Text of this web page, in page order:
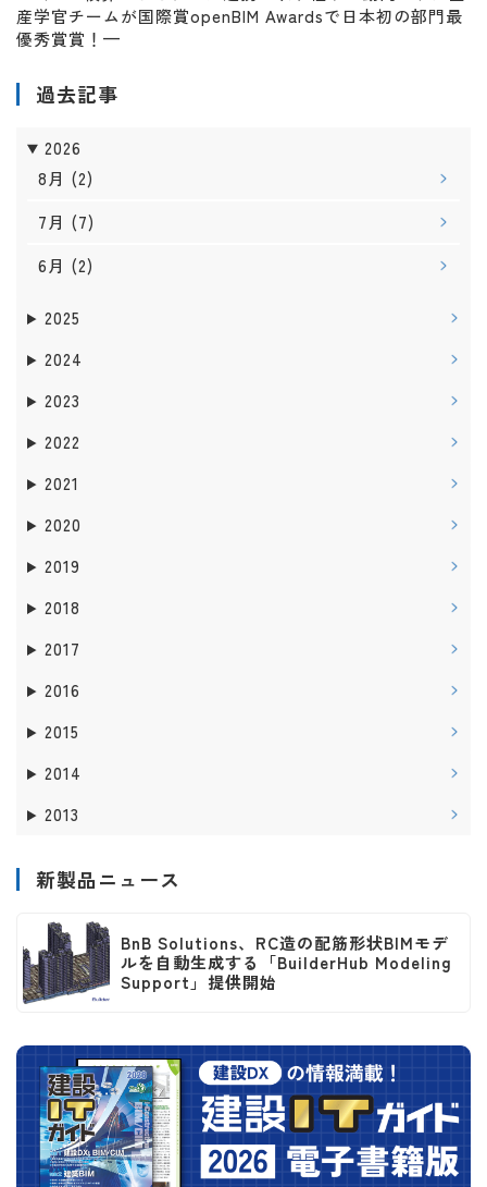
産学官チームが国際賞openBIM Awardsで日本初の部門最
優秀賞賞！—
過去記事
2026
8月 (2)
7月 (7)
6月 (2)
2025
2024
2023
2022
2021
2020
2019
2018
2017
2016
2015
2014
2013
新製品ニュース
BnB Solutions、RC造の配筋形状BIMモデ
ルを自動生成する「BuilderHub Modeling
Support」提供開始